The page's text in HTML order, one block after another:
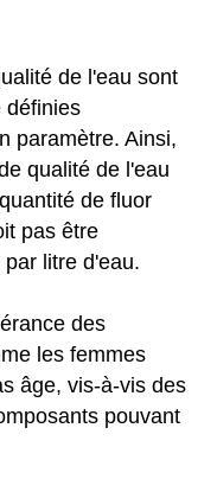
de l'eau sont
définies
paramètre. Ainsi,
qualité de l'eau
de fluor
pas être
litre d'eau.
des
les femmes
âge, vis-à-vis des
pouvant